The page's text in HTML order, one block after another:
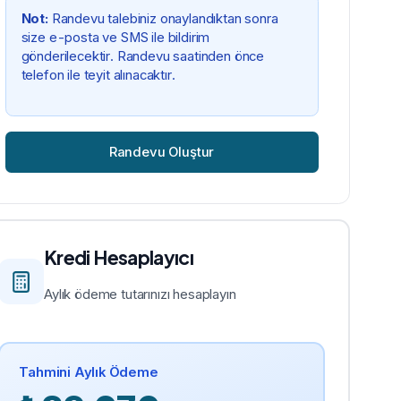
Not: Randevu talebiniz onaylandıktan sonra
size e-posta ve SMS ile bildirim
gönderilecektir. Randevu saatinden önce
telefon ile teyit alınacaktır.
Randevu Oluştur
Kredi Hesaplayıcı
Aylık ödeme tutarınızı hesaplayın
Tahmini Aylık Ödeme